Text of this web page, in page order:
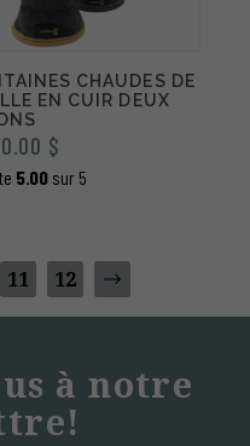
CHAUDES DE
EN CUIR DEUX
$
5.00sur 5
11 12
à notre